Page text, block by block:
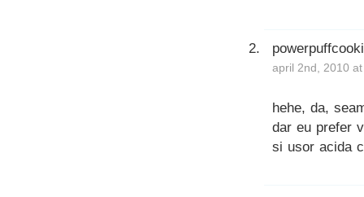
april 2nd, 2010
hehe, da,
dar eu prefer
si usor acida